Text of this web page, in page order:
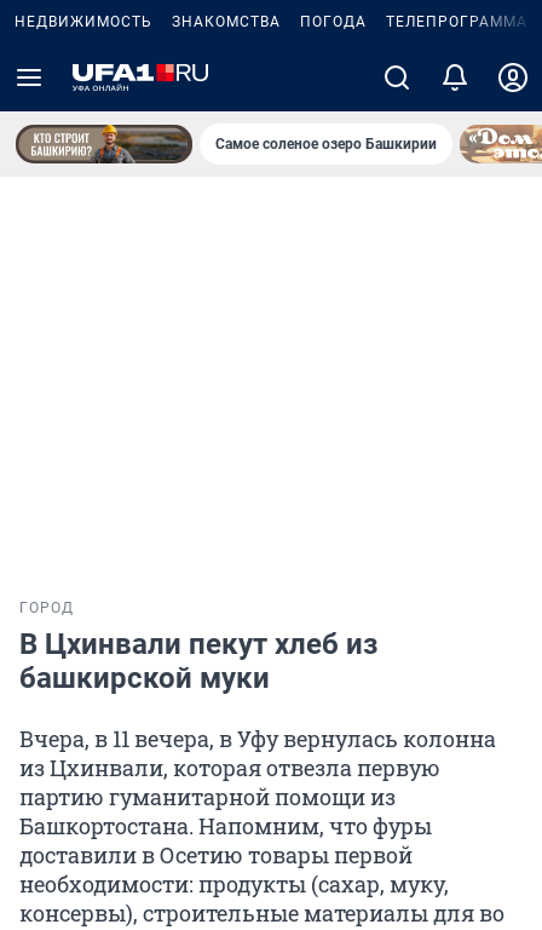
НЕДВИЖИМОСТЬ ЗНАКОМСТВА ПОГОДА ТЕЛЕПРОГРАММА
Самое соленое озеро Башкирии
ГОРОД
В Цхинвали пекут хлеб из
башкирской муки
Вчера, в 11 вечера, в Уфу вернулась колонна
из Цхинвали, которая отвезла первую
партию гуманитарной помощи из
Башкортостана. Напомним, что фуры
доставили в Осетию товары первой
необходимости: продукты (сахар, муку,
консервы), строительные материалы для во